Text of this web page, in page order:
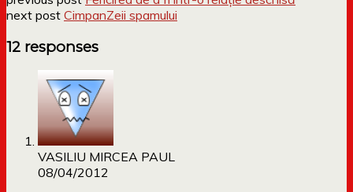
next post CimpanZeii spamului
12 responses
VASILIU MIRCEA PAUL
08/04/2012